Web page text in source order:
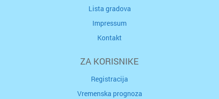
Lista gradova
Impressum
Kontakt
ZA KORISNIKE
Registracija
Vremenska prognoza